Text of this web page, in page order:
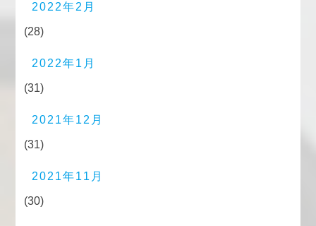
2022年2月
(28)
2022年1月
(31)
2021年12月
(31)
2021年11月
(30)